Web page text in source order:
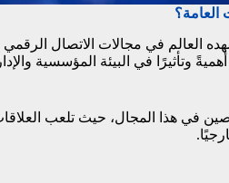
العامة؟
العالم في مجالات الاتصال الرقمي
وتأثيرًا في البيئة المؤسسية
في هذا المجال، حيث تلعب